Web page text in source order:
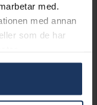
med.
med annan
som de har
PICCOLO